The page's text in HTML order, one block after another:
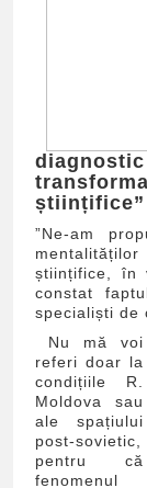
științifice”
”Ne-am
științifice, în
constat
specialiști de
Nu mă voi
referi doar la
condițiile R.
Moldova sau
ale spațiului
post-sovietic,
pentru că
fenomenul